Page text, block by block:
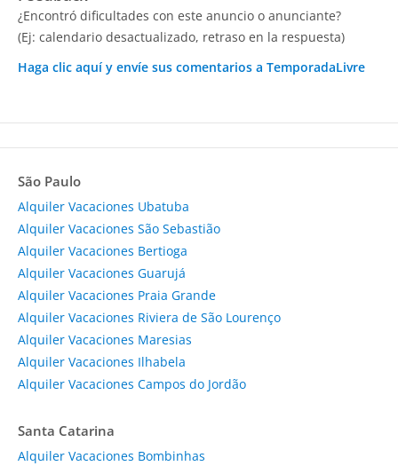
¿Encontró dificultades con este anuncio o anunciante?
(Ej: calendario desactualizado, retraso en la respuesta)
Haga clic aquí y envíe sus comentarios a TemporadaLivre
São Paulo
Alquiler Vacaciones Ubatuba
Alquiler Vacaciones São Sebastião
Alquiler Vacaciones Bertioga
Alquiler Vacaciones Guarujá
Alquiler Vacaciones Praia Grande
Alquiler Vacaciones Riviera de São Lourenço
Alquiler Vacaciones Maresias
Alquiler Vacaciones Ilhabela
Alquiler Vacaciones Campos do Jordão
Santa Catarina
Alquiler Vacaciones Bombinhas